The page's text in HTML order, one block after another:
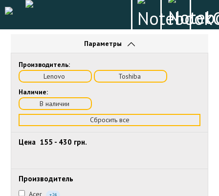
Параметры
Производитель:
Lenovo
Toshiba
Наличие:
В наличии
Сбросить все
Цена 155 - 430 грн.
Производитель
Acer